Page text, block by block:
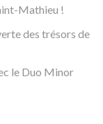
Mathieu !
des trésors de
le Duo Minor